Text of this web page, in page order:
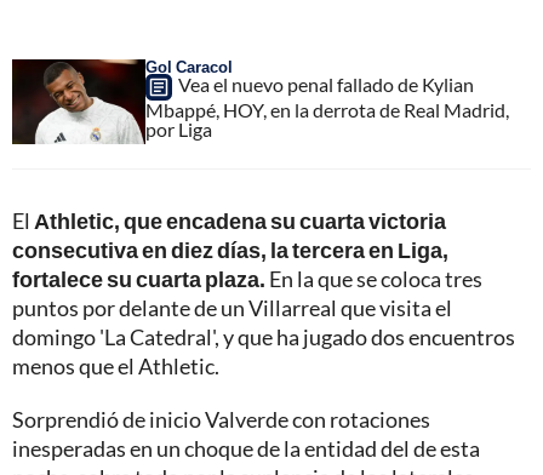
Gol Caracol
Vea el nuevo penal fallado de Kylian
Mbappé, HOY, en la derrota de Real Madrid,
por Liga
El Athletic, que encadena su cuarta victoria
consecutiva en diez días, la tercera en Liga,
fortalece su cuarta plaza. En la que se coloca tres
puntos por delante de un Villarreal que visita el
domingo 'La Catedral', y que ha jugado dos encuentros
menos que el Athletic.
Sorprendió de inicio Valverde con rotaciones
inesperadas en un choque de la entidad del de esta